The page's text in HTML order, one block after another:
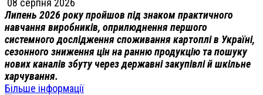
Липень 2026 року пройшов під знаком практичного
навчання виробників, оприлюднення першого
системного дослідження споживання картоплі в Україні,
сезонного зниження цін на ранню продукцію та пошуку
нових каналів збуту через державні закупівлі й шкільне
харчування.
Більше інформації